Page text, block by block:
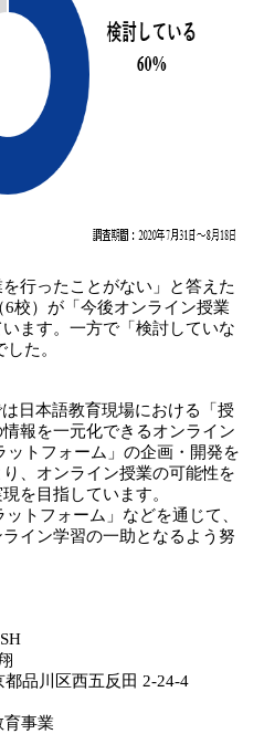
行ったことがない」と答えた
校）が「今後オンライン授業
ます。一方で「検討していな
た。
日本語教育現場における「授
報を一元化できるオンライン
ットフォーム」の企画・開発を
、オンライン授業の可能性を
を目指しています。
トフォーム」などを通じて、
イン学習の一助となるよう努
品川区西五反田 2-24-4
事業